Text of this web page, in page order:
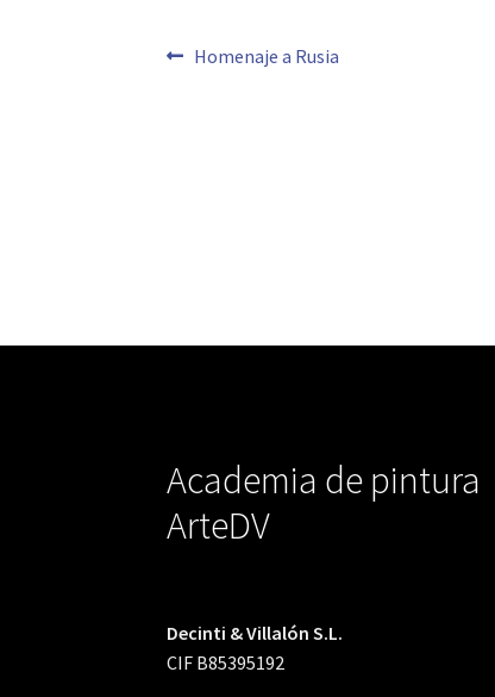
Navegación
Anterior:
Homenaje a Rusia
Academia de pintura
ArteDV
Decinti & Villalón S.L.
CIF B85395192